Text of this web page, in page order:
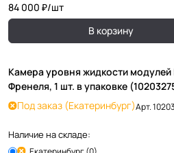
84 000 ₽/шт
В корзину
Камера уровня жидкости модулей
Френеля, 1 шт. в упаковке
Под заказ (Екатеринбург)Арт.
Наличие на складе: